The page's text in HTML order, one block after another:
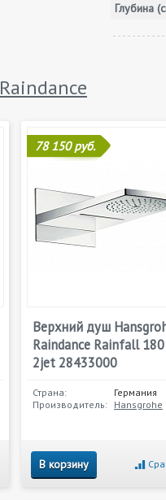
Глубина
Raindance
78 150 руб.
Верхний душ
Raindance Rainfall
2jet 28433000
Страна:
Германия
Производитель: Hansgrohe
В корзину